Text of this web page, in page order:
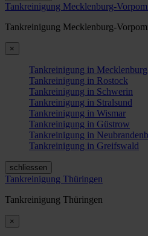
Tankreinigung Mecklenburg-
Tankreinigung Mecklenburg-
×
Tankreinigung in
Tankreinigung in Rostock
Tankreinigung in Schwerin
Tankreinigung in Stralsund
Tankreinigung in Wismar
Tankreinigung in Güstrow
Tankreinigung in
Tankreinigung in Greifswald
schliessen
Tankreinigung Thüringen
Tankreinigung Thüringen
×